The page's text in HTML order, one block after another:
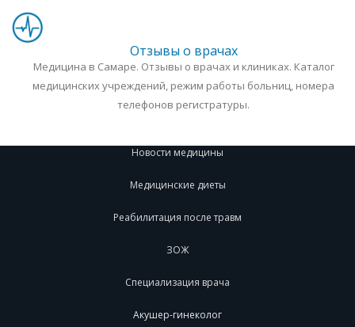
Отзывы о врачах
Медицина в Самаре. Отзывы о врачах и клиниках. Каталог
медицинских учреждений, режим работы больниц, номера
телефонов регистратуры.
Новости медицины
Медицинские диеты
Реабилитация после травм
ЗОЖ
Специализация врача
Акушер-гинеколог